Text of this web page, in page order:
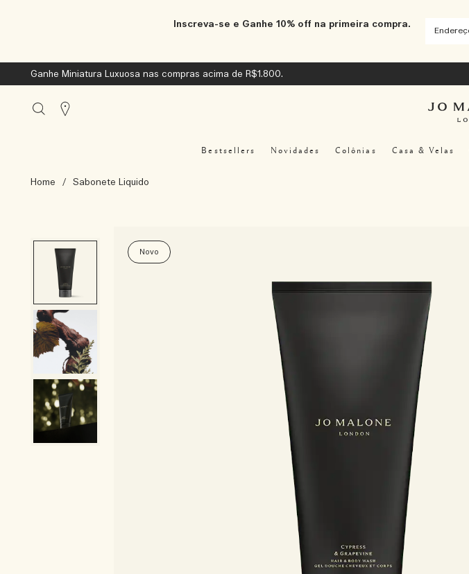
Inscreva-se e Ganhe 10% off na primeira compra.
Ganhe Miniatura Luxuosa nas compras acima de R$1.800.
Bestsellers Novidades Colônias Casa & Velas
Stores
Home / Sabonete Liquido
Novo